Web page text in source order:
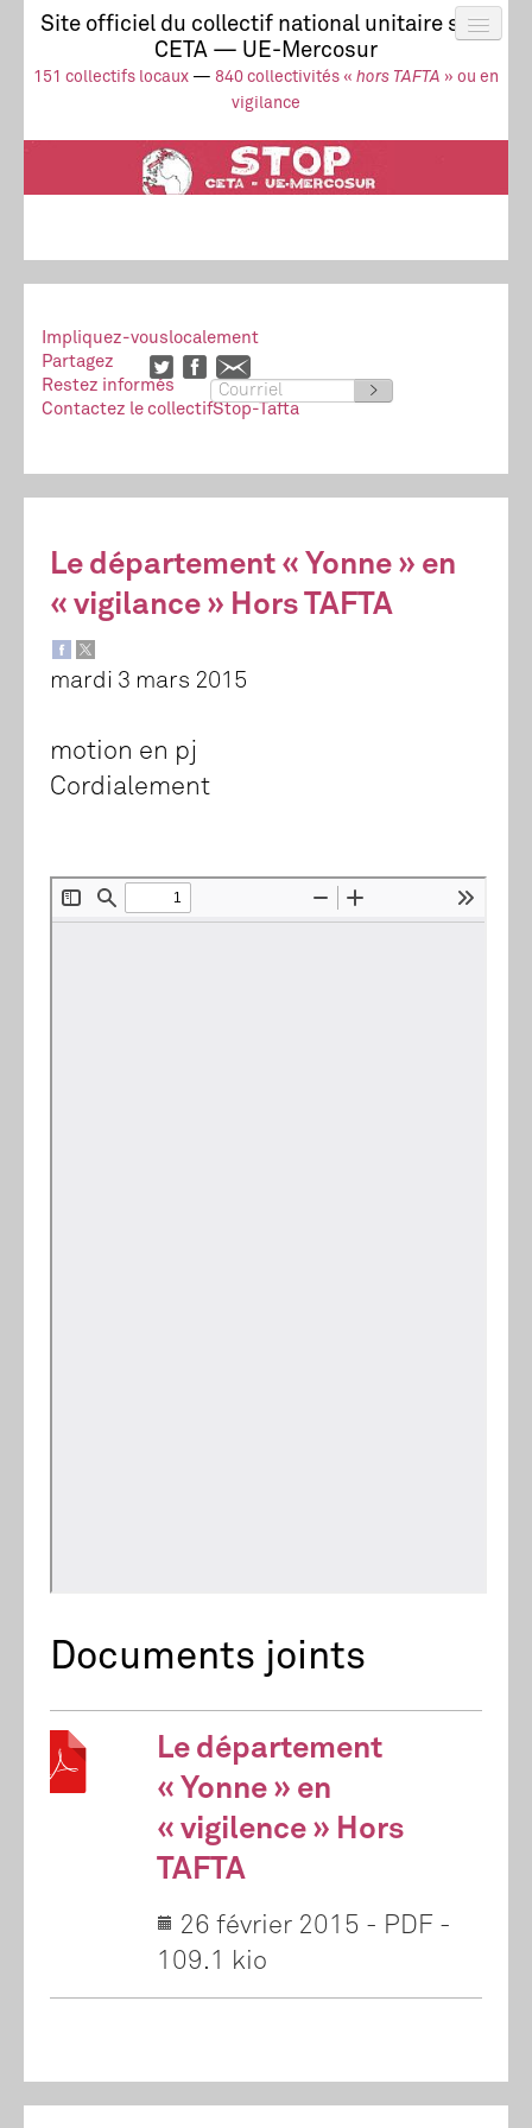
Site officiel du collectif national unitaire stop
CETA — UE-Mercosur
151 collectifs locaux — 840 collectivités « hors TAFTA » ou en
vigilance
Actus
UE-Mercosur
Stop à l’impunité !
TAFTA
CETA
Collectif
Impliquez-vouslocalement
Partagez
Restez informés
>
Contactez le collectifStop-Tafta
Le département « Yonne » en
« vigilance » Hors TAFTA
mardi 3 mars 2015
motion en pj
Cordialement
Documents joints
Le département
« Yonne » en
« vigilence » Hors
TAFTA
26 février 2015 - PDF -
109.1 kio